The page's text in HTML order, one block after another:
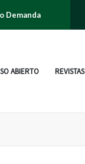
Demanda
ABIERTO REVISTAS